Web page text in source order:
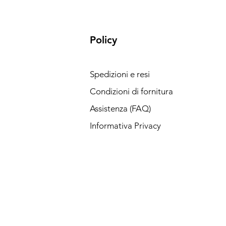
Policy
Spedizioni e resi
Condizioni di fornitura
Assistenza (FAQ)
Informativa Privacy